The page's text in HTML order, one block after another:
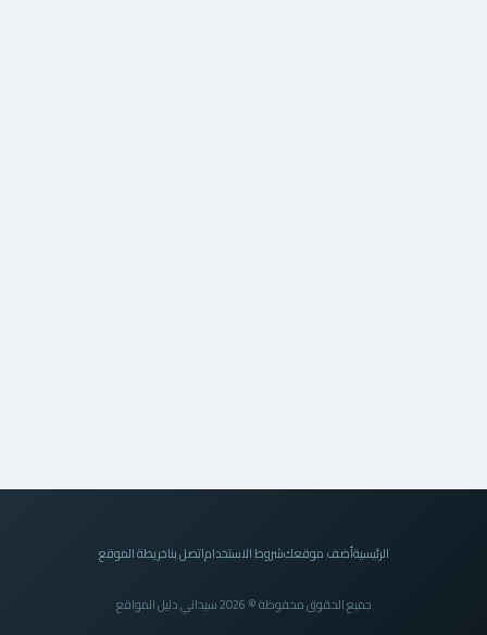
الرئيسيةأضف موقعكشروط الاستخداماتصل بناخريطة الموقع
جميع الحقوق محفوظة © 2026 سيداني دليل المواقع